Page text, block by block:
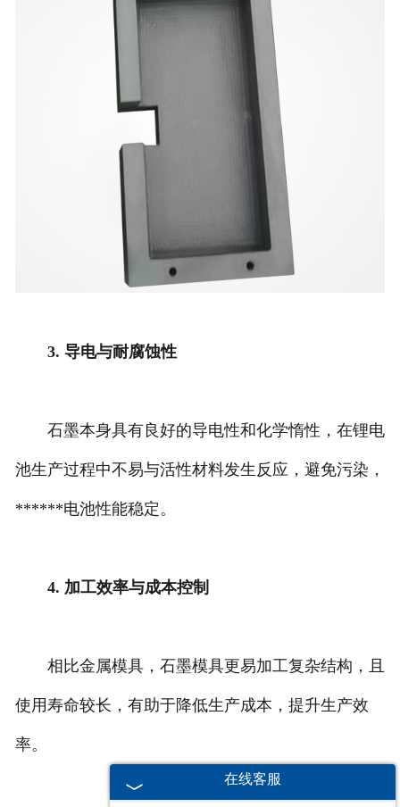
3. 导电与耐腐蚀性
石墨本身具有良好的导电性和化学惰性，在锂电
池生产过程中不易与活性材料发生反应，避免污染，
******电池性能稳定。
4. 加工效率与成本控制
相比金属模具，石墨模具更易加工复杂结构，且
使用寿命较长，有助于降低生产成本，提升生产效
率。
在线客服